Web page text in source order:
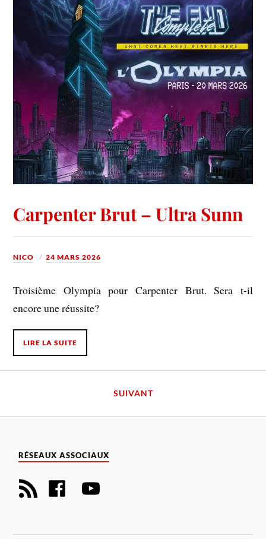
Carpenter Brut – Ultra Sunn
NICO 24 MARS 2026
Troisième Olympia pour Carpenter Brut. Sera t-il
encore une réussite?
LIRE LA SUITE
SUIVANT
RÉSEAUX ASSOCIAUX